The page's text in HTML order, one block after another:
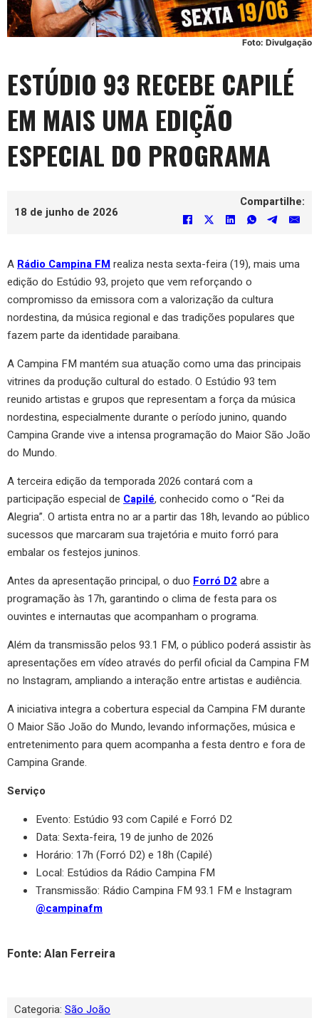
Foto: Divulgação
ESTÚDIO 93 RECEBE CAPILÉ
EM MAIS UMA EDIÇÃO
ESPECIAL DO PROGRAMA
18 de junho de 2026
Compartilhe:
A Rádio Campina FMrealiza nesta sexta-feira (19), mais uma
edição do Estúdio 93, projeto que vem reforçando o
compromisso da emissora com a valorização da cultura
nordestina, da música regional e das tradições populares que
fazem parte da identidade paraibana.
A Campina FM mantém sua atuação como uma das principais
vitrines da produção cultural do estado. O Estúdio 93 tem
reunido artistas e grupos que representam a força da música
nordestina, especialmente durante o período junino, quando
Campina Grande vive a intensa programação do Maior São João
do Mundo.
A terceira edição da temporada 2026 contará com a
participação especial de Capilé, conhecido como o “Rei da
Alegria”. O artista entra no ar a partir das 18h, levando ao público
sucessos que marcaram sua trajetória e muito forró para
embalar os festejos juninos.
Antes da apresentação principal, o duo Forró D2 abre a
programação às 17h, garantindo o clima de festa para os
ouvintes e internautas que acompanham o programa.
Além da transmissão pelos 93.1 FM, o público poderá assistir às
apresentações em vídeo através do perfil oficial da Campina FM
no Instagram, ampliando a interação entre artistas e audiência.
A iniciativa integra a cobertura especial da Campina FM durante
O Maior São João do Mundo, levando informações, música e
entretenimento para quem acompanha a festa dentro e fora de
Campina Grande.
Serviço
Evento: Estúdio 93 com Capilé e Forró D2
Data: Sexta-feira, 19 de junho de 2026
Horário: 17h (Forró D2) e 18h (Capilé)
Local: Estúdios da Rádio Campina FM
Transmissão: Rádio Campina FM 93.1 FM e Instagram
@campinafm
Fonte: Alan Ferreira
Categoria: São João